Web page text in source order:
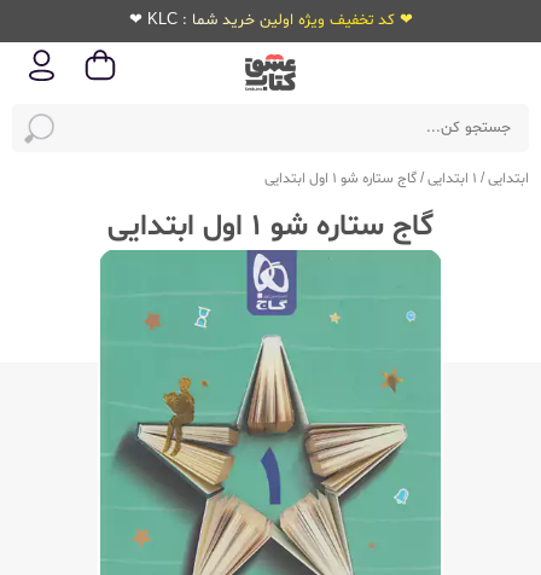
❤ کد تخفیف ویژه اولین خرید شما : KLC ❤
ابتدایی/ 1 ابتدایی /گاج ستاره شو 1 اول ابتدایی
گاج ستاره شو 1 اول ابتدایی